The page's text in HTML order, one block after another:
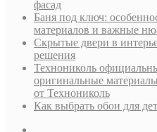
фасад
Баня под ключ:
материалов и важные
Скрытые двери в
решения
Технониколь
оригинальные
от Технониколь
Как выбрать обои для